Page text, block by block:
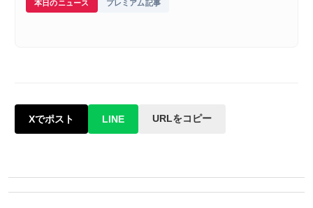
本日のニュース プレミアム記事
Xでポスト LINE URLをコピー